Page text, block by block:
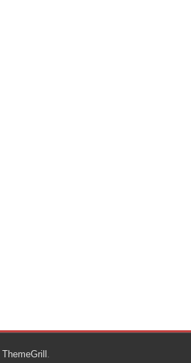
ThemeGrill .